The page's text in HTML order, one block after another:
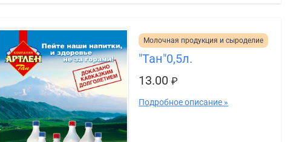
Молочная продукция и сыроделие
"Тан"0,5л.
13.00₽
Подробное описание »